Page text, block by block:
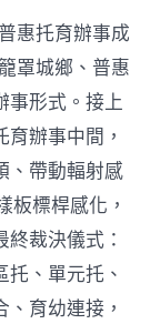
惠托育辦事成
罩城鄉、普惠
事形式。接上
辦事中間，
、帶動輻射感
板標桿感化，
裁決儀式：
、單元托、
育幼連接，